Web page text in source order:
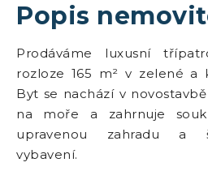
Popis
Prodáváme luxusní
rozloze 165 m² v zelené a
Byt se nachází v
na moře a zahrnuje
upravenou zahradu a
vybavení.